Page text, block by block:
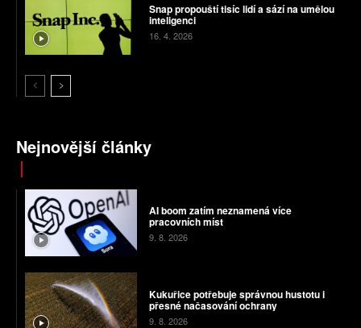
Snap propouští tisíc lidí a sází na umělou
inteligenci
16. 4. 2026
Nejnovější články
AI boom zatím neznamená více
pracovních míst
9. 8. 2026
Kukuřice potřebuje správnou hustotu i
přesné načasování ochrany
9. 8. 2026